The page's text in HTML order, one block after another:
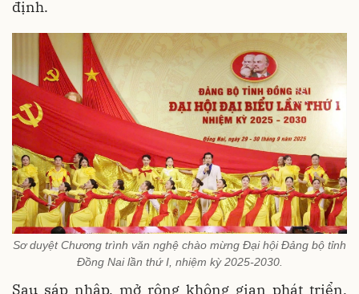
định.
Sơ duyệt Chương trình văn nghệ chào mừng Đại hội Đảng bộ tỉnh
Đồng Nai lần thứ I, nhiệm kỳ 2025-2030.
Sau sáp nhập, mở rộng không gian phát triển,